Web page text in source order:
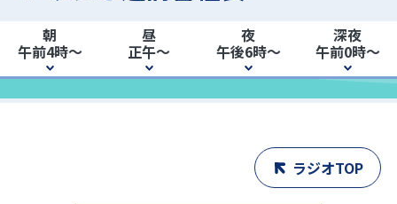
朝
午前4時～
昼
正午～
夜
午後6時～
深夜
午前0時～
ラジオTOP